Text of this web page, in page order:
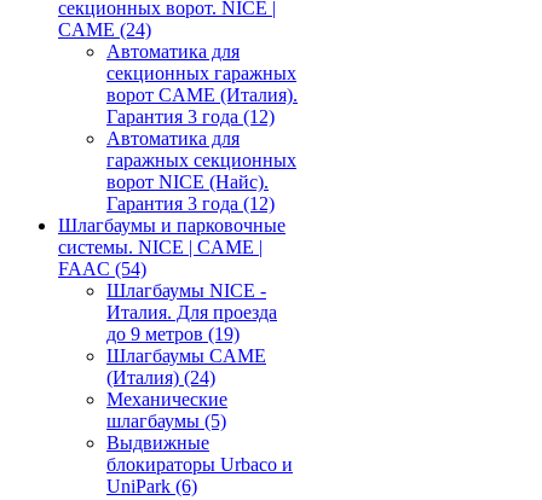
секционных ворот. NICE |
CAME (24)
Автоматика для
секционных гаражных
ворот CAME (Италия).
Гарантия 3 года (12)
Автоматика для
гаражных секционных
ворот NICE (Найс).
Гарантия 3 года (12)
Шлагбаумы и парковочные
системы. NICE | CAME |
FAAC (54)
Шлагбаумы NICE -
Италия. Для проезда
до 9 метров (19)
Шлагбаумы CAME
(Италия) (24)
Механические
шлагбаумы (5)
Выдвижные
блокираторы Urbaco и
UniPark (6)